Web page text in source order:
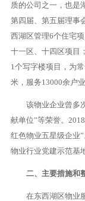
质的公司之一，也是
第四届、第五届理事
西湖区管理6个住宅
十一区、十四区项目
1个写字楼项目，为
米，服务13000余户业
该物业企业曾多
献单位”等荣誉。
红色物业五星级企业
物业行业党建示范基地
二、主要措施和
在东西湖区物业